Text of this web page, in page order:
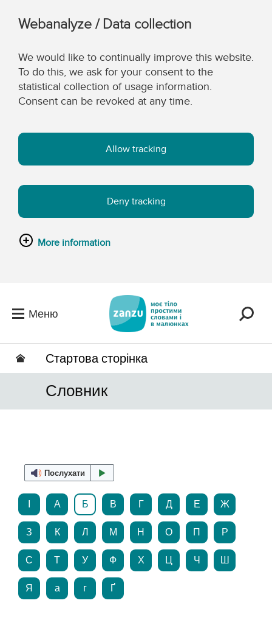
Webanalyze / Data collection
We would like to continually improve this website.
To do this, we ask for your consent to the
statistical collection of usage information.
Consent can be revoked at any time.
Allow tracking
Deny tracking
More information
Меню
Стартова сторінка
Словник
Послухати
А Б В Г Д Е Ж
З К Л М Н О П Р
С Т У Ф Х Ц Ч Ш
Я а г Ґ